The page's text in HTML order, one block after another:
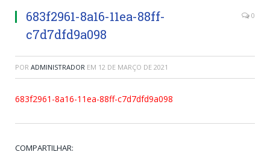
683f2961-8a16-11ea-88ff-
c7d7dfd9a098
0
POR ADMINISTRADOR EM 12 DE MARÇO DE 2021
683f2961-8a16-11ea-88ff-c7d7dfd9a098
COMPARTILHAR: